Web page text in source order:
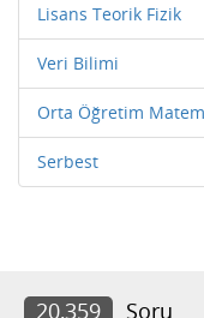
Lisans Teorik Fizik
Veri Bilimi
Orta Öğretim
Serbest
20,359 Soru